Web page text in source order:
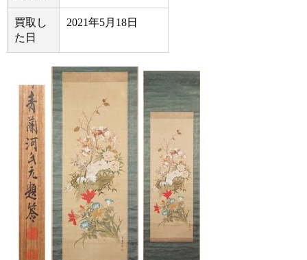
買取し
た日
2021年5月18日